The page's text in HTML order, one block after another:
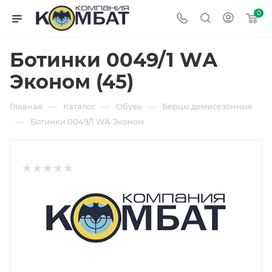
0
Ботинки 0049/1 WА
Эконом (45)
Главная — Каталог — Обувь — Берцы демисезонные
— Ботинки 0049/1 WА Эконом